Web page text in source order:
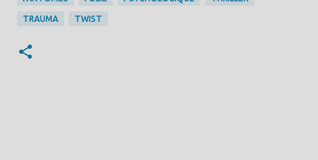
TRAUMA TWIST